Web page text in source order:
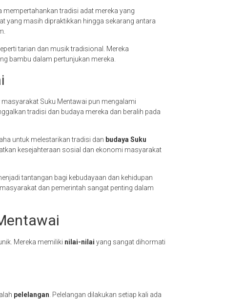
mempertahankan tradisi adat mereka yang
yang masih dipraktikkan hingga sekarang antara
tarian dan musik tradisional. Mereka
bambu dalam pertunjukan mereka.
Suku Mentawai pun mengalami
tradisi dan budaya mereka dan beralih pada
untuk melestarikan tradisi dan budaya Suku
kesejahteraan sosial dan ekonomi masyarakat
tantangan bagi kebudayaan dan kehidupan
dan pemerintah sangat penting dalam
Mereka memiliki nilai-nilai yang sangat dihormati
pelelangan . Pelelangan dilakukan setiap kali ada